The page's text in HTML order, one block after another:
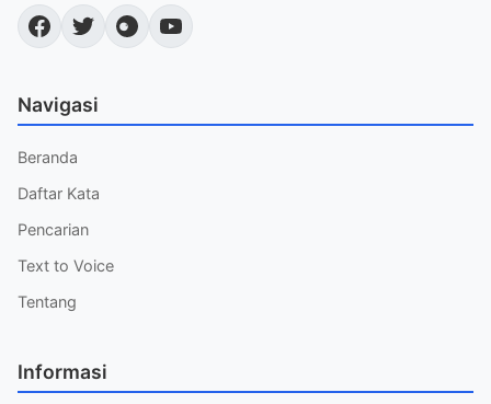
Navigasi
Beranda
Daftar Kata
Pencarian
Text to Voice
Tentang
Informasi